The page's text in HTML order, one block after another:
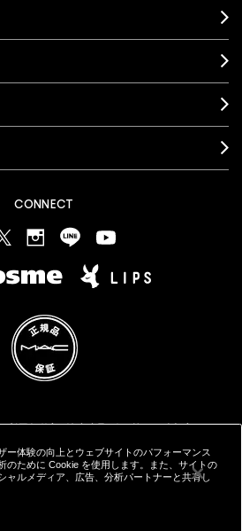
CONNECT
ープライバシーポリシー
POINTER;">クッキーを管理
する
ALL WORLDWIDE RIGHTS
ー体験の向上とウェブサイトのパフォーマンス
のために Cookie を使用します。また、サイトの
ャルメディア、広告、分析パートナーと共有し